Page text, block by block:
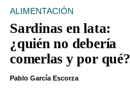
ALIMENTACIÓN
Sardinas en lata:
¿quién no debería
comerlas y por qué?
Pablo García Escorza